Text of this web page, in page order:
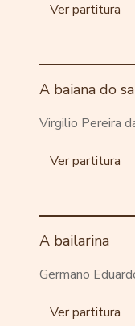
Ver partitura
A baiana do
Virgilio Pereira
Ver partitura
A bailarina
Germano
Ver partitura